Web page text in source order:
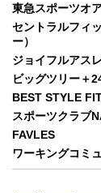
東急スポーツオ
セントラルフィ
ー）
ジョイフルアス
ビッグツリー＋
BEST STYLE
スポーツクラブ
FAVLES
ワーキングコミ